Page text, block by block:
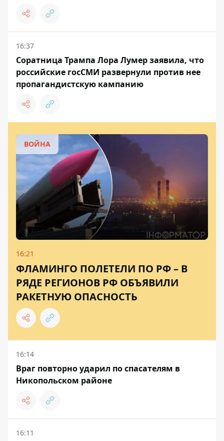
16:37
Соратница Трампа Лора Лумер заявила, что
российские госСМИ развернули против нее
пропагандистскую кампанию
ВОЙНА
16:21
ФЛАМИНГО ПОЛЕТЕЛИ ПО РФ – В
РЯДЕ РЕГИОНОВ РФ ОБЪЯВИЛИ
РАКЕТНУЮ ОПАСНОСТЬ
16:14
Враг повторно ударил по спасателям в
Никопольском районе
16:11